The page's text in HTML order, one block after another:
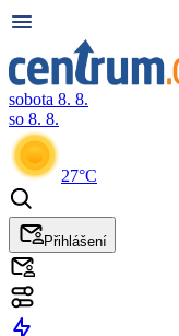
sobota 8. 8.
so 8. 8.
27°C
Přihlášení